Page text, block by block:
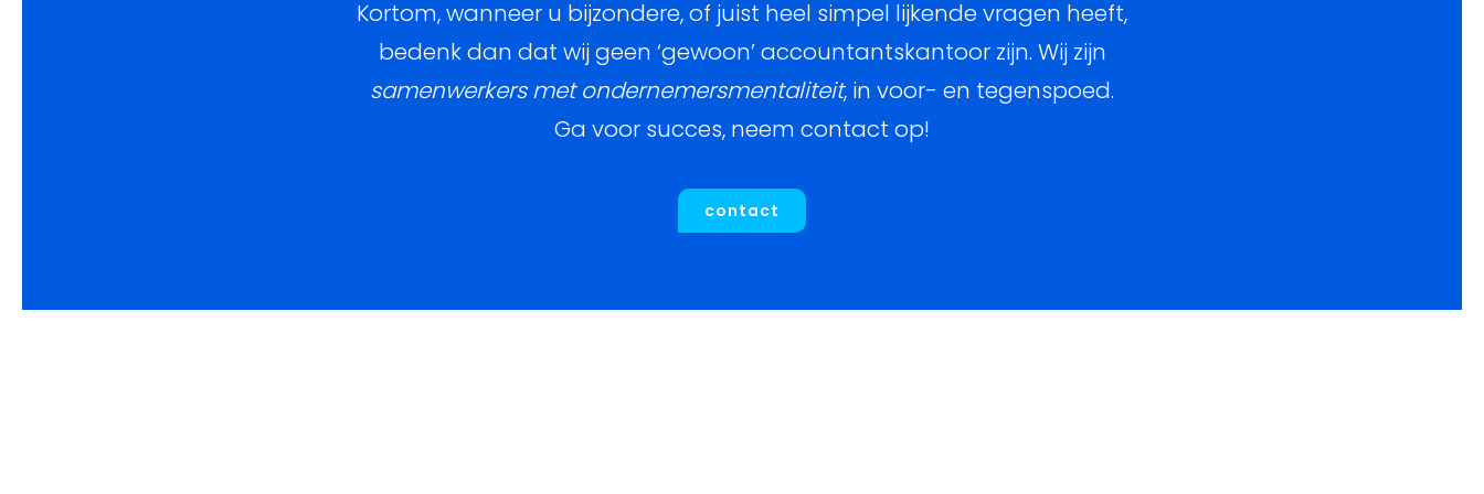
Kortom, wanneer u bijzondere, of juist heel simpel lijkende vragen heeft,
bedenk dan dat wij geen ‘gewoon’ accountantskantoor zijn. Wij zijn
samenwerkers met ondernemersmentaliteit, in voor- en tegenspoed.
Ga voor succes, neem contact op!
contact